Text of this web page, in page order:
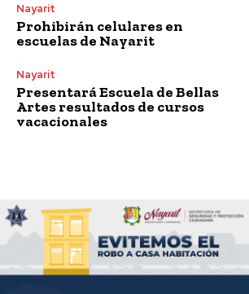
Nayarit
Prohibirán celulares en
escuelas de Nayarit
Nayarit
Presentará Escuela de Bellas
Artes resultados de cursos
vacacionales